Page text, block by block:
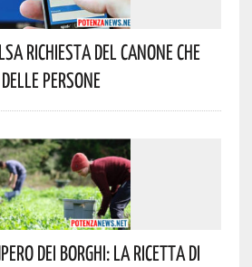
Richiesta Del Canone Che
Persone
Dei Borghi: La Ricetta Di